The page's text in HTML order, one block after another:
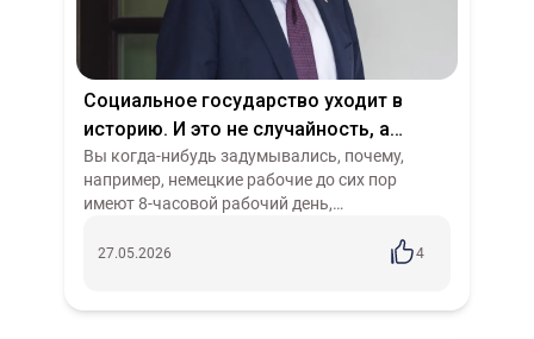
Социальное государство уходит в
историю. И это не случайность, а
закономерность
Вы когда-нибудь задумывались, почему,
например, немецкие рабочие до сих пор
имеют 8-часовой рабочий день,
не про формальное право, записанное в
27.05.2026 4